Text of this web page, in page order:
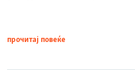
прочитај повеќе